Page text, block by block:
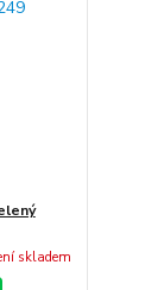
skladem